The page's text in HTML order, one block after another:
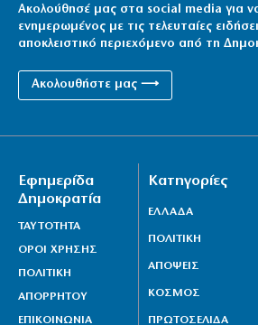
Ακολούθησέ μας στα social media για
ενημερωμένος με τις τελευταίες
αποκλειστικό περιεχόμενο από τη
Ακολουθήστε μας ⟶
Εφημερίδα
Δημοκρατία
ΤΑΥΤΟΤΗΤΑ
ΟΡΟΙ ΧΡΗΣΗΣ
ΠΟΛΙΤΙΚΗ
ΑΠΟΡΡΗΤΟΥ
ΕΠΙΚΟΙΝΩΝΙΑ
Κατηγορίες
ΕΛΛΑΔΑ
ΠΟΛΙΤΙΚΗ
ΑΠΟΨΕΙΣ
ΚΟΣΜΟΣ
ΠΡΩΤΟΣΕΛΙΔΑ